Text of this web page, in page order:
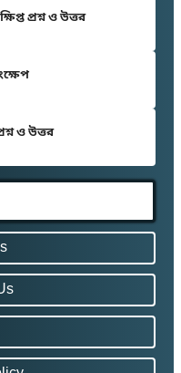
প্রশ্ন ও উত্তর
ও উত্তর